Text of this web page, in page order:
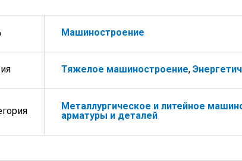
Машиностроение
Тяжелое машиностроение,
Металлургическое и литейное
арматуры и деталей